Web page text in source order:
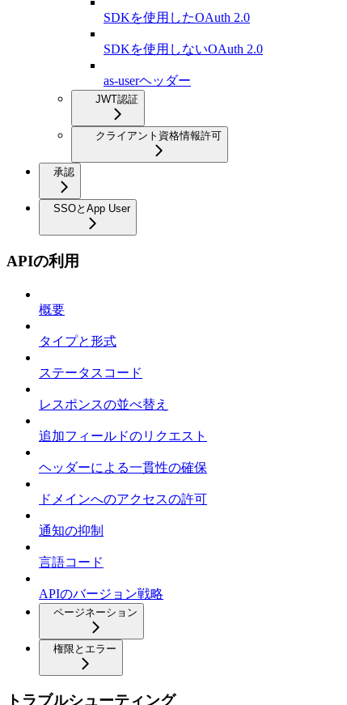
SDKを使用したOAuth 2.0
SDKを使用しないOAuth 2.0
as-userヘッダー
JWT認証
クライアント資格情報許可
承認
SSOとApp User
APIの利用
概要
タイプと形式
ステータスコード
レスポンスの並べ替え
追加フィールドのリクエスト
ヘッダーによる一貫性の確保
ドメインへのアクセスの許可
通知の抑制
言語コード
APIのバージョン戦略
ページネーション
権限とエラー
トラブルシューティング